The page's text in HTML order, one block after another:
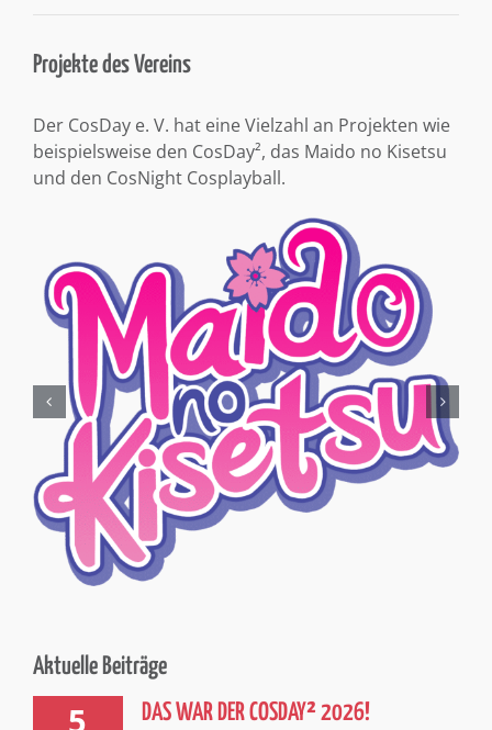
Projekte des Vereins
Der CosDay e. V. hat eine Vielzahl an Projekten wie
beispielsweise den CosDay², das Maido no Kisetsu
und den CosNight Cosplayball.
Aktuelle Beiträge
5 DAS WAR DER COSDAY² 2026!